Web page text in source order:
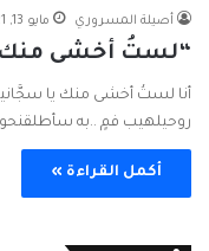
أصيلة المسروري مايو 13, 2021
“لستُ أخشى منك”
‏أنا لستُ أخشى منك يا
روحيلهيب فمٍ ..به سأطلقنحو
أكمل القراءة »